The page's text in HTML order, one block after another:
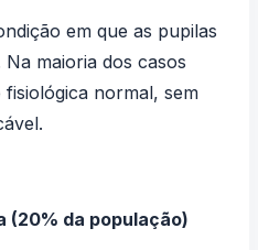
em que as pupilas
maioria dos casos
normal, sem
(20% da população)